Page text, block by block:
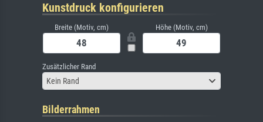
Kunstdruck konfigurieren
Breite (Motiv, cm) Höhe (Motiv, cm)
Zusätzlicher Rand
Kein Rand
Bilderrahmen